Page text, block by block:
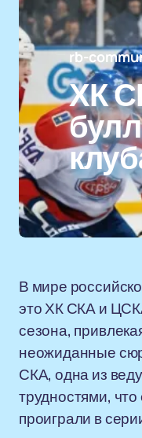
rb-
ХК
В мире
это ХК СКА и
сезона,
неожиданные
СКА, одна из
трудностями,
проиграли в